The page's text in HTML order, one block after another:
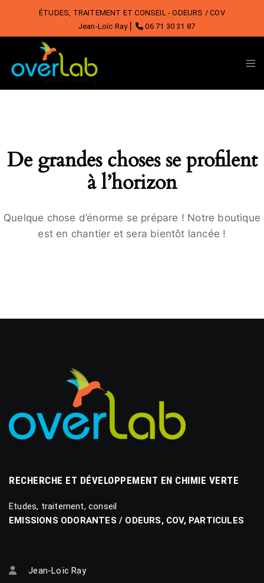
ÉTUDES, TRAITEMENT ET CONSEIL - ODEURS / COV
Jean-Loïc Ray ⎜
06 71 30 31 87
De grandes choses se profilent
à l’horizon
Quelque chose d’énorme se prépare ! Notre boutique
est en chantier et sera bientôt lancée !
RECHERCHE ET DÉVELOPPEMENT EN CHIMIE VERTE
Etudes, traitement, conseil
EMISSIONS ODORANTES / ODEURS, COV, PARTICULES
Jean-Loïc Ray